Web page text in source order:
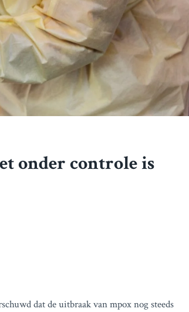
onder controle is
dat de uitbraak van mpox nog steeds